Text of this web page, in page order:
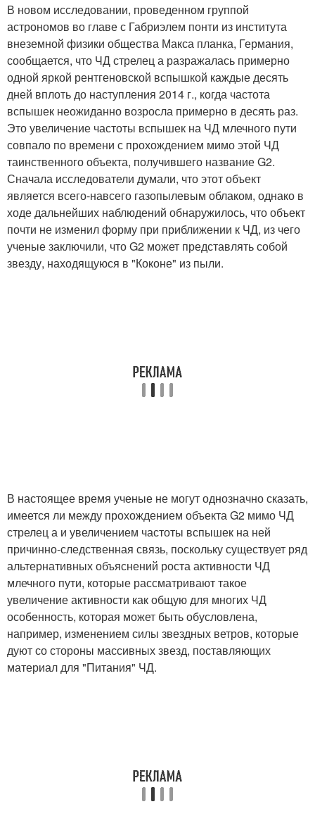
В новом исследовании, проведенном группой
астрономов во главе с Габриэлем понти из института
внеземной физики общества Макса планка, Германия,
сообщается, что ЧД стрелец а разражалась примерно
одной яркой рентгеновской вспышкой каждые десять
дней вплоть до наступления 2014 г., когда частота
вспышек неожиданно возросла примерно в десять раз.
Это увеличение частоты вспышек на ЧД млечного пути
совпало по времени с прохождением мимо этой ЧД
таинственного объекта, получившего название G2.
Сначала исследователи думали, что этот объект
является всего-навсего газопылевым облаком, однако в
ходе дальнейших наблюдений обнаружилось, что объект
почти не изменил форму при приближении к ЧД, из чего
ученые заключили, что G2 может представлять собой
звезду, находящуюся в "Коконе" из пыли.
В настоящее время ученые не могут однозначно сказать,
имеется ли между прохождением объекта G2 мимо ЧД
стрелец а и увеличением частоты вспышек на ней
причинно-следственная связь, поскольку существует ряд
альтернативных объяснений роста активности ЧД
млечного пути, которые рассматривают такое
увеличение активности как общую для многих ЧД
особенность, которая может быть обусловлена,
например, изменением силы звездных ветров, которые
дуют со стороны массивных звезд, поставляющих
материал для "Питания" ЧД.